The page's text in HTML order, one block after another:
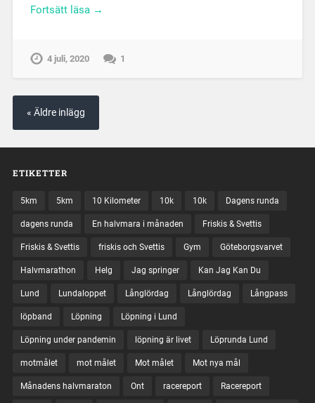
Fortsätt läsa →
4 juli, 2020 1
« Äldre inlägg
ETIKETTER
5km 5km 10 Kilometer 10k 10k Dagens runda
dagens runda En halvmara i månaden Friskis & Svettis
Friskis & Svettis friskis och Svettis Gym Göteborgsvarvet
Halvmarathon Helg Jag springer Kan Jag Kan Du
Lund Lundaloppet Långlördag Långlördag Långpass
löpband Löpning Löpning i Lund
Löpning under pandemin löpning är livet Löprunda Lund
motmålet mot målet Mot målet Mot nya mål
Månadens halvmaraton Ont racereport Racereport